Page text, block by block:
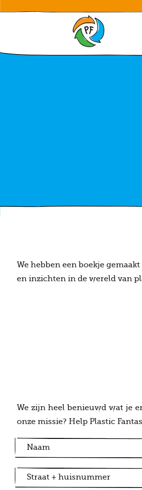
We hebben een boekje
en inzichten in de wereld van
We zijn heel benieuwd wat je
onze missie? Help Plastic